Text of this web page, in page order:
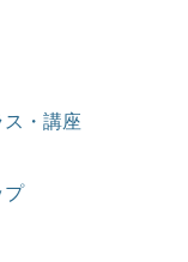
・講座
プ